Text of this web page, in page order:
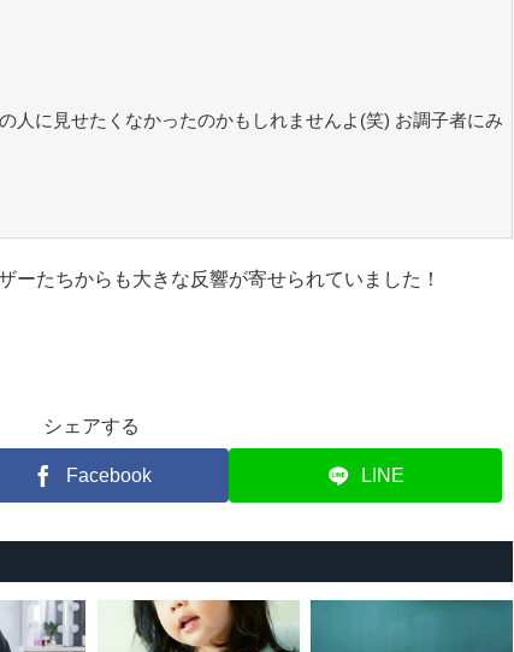
人に見せたくなかったのかもしれませんよ(笑) お調子者にみ
ーたちからも大きな反響が寄せられていました！
シェアする
Facebook LINE